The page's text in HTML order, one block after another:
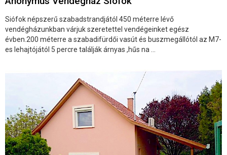
Siófok népszerű szabadstrandjától 450 méterre lévő
vendégházunkban várjuk szeretettel vendégeinket egész
évben.200 méterre a szabadifürdői vasút és buszmegállótól az M7-
es lehajtójától 5 percre találják árnyas ,hűs na ...